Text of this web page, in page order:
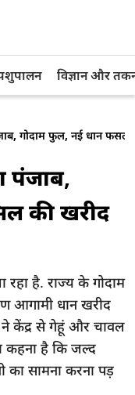
विज्ञान और
गोदाम फुल, नई धान फसल
पंजाब,
की खरीद
है. राज्य के गोदाम
आगामी धान खरीद
केंद्र से गेहूं और चावल
कहना है कि जल्द
का सामना करना पड़